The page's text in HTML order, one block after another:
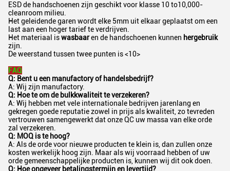
ESD de handschoenen zijn geschikt voor klasse 10 to10,000-
cleanroom milieu.
Het geleidende garen wordt elke 5mm uit elkaar geplaatst om een
last aan een hoger tarief te verdrijven.
Het materiaal iswasbaaren de handschoenen kunnen hergebruik
zijn.
De weerstand tussen twee punten is <10>
FAQ
Q: Bent u een manufactory of handelsbedrijf?
A: Wij zijn manufactory.
Q: Hoe te om de bulkkwaliteit te verzekeren?
A: Wij hebben met vele internationale bedrijven jarenlang en
gekregen goede reputatie zowel in prijs als kwaliteit, zo tevreden
vertrouwen samengewerkt dat onze QC uw massa van elke orde
zal verzekeren.
Q: MOQ is te hoog?
A: Als de orde voor nieuwe producten te klein is, dan zullen onze
kosten werkelijk hoog zijn. Maar als wij voorraad hebben of uw
orde gemeenschappelijke producten is, kunnen wij dit ook doen.
Q: Hoe ongeveer betalingstermijn en levertijd?